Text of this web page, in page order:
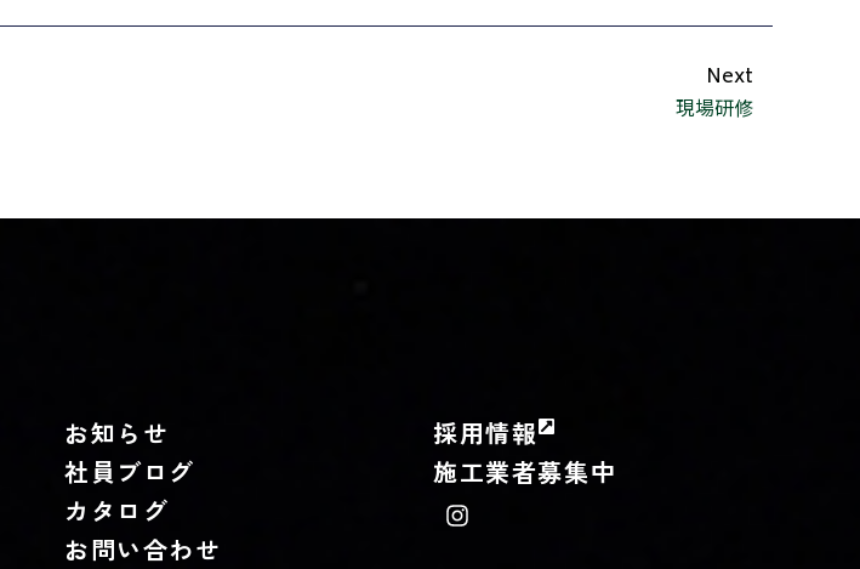
Next
現場研修
お知らせ
社員ブログ
カタログ
お問い合わせ
採用情報
施工業者募集中